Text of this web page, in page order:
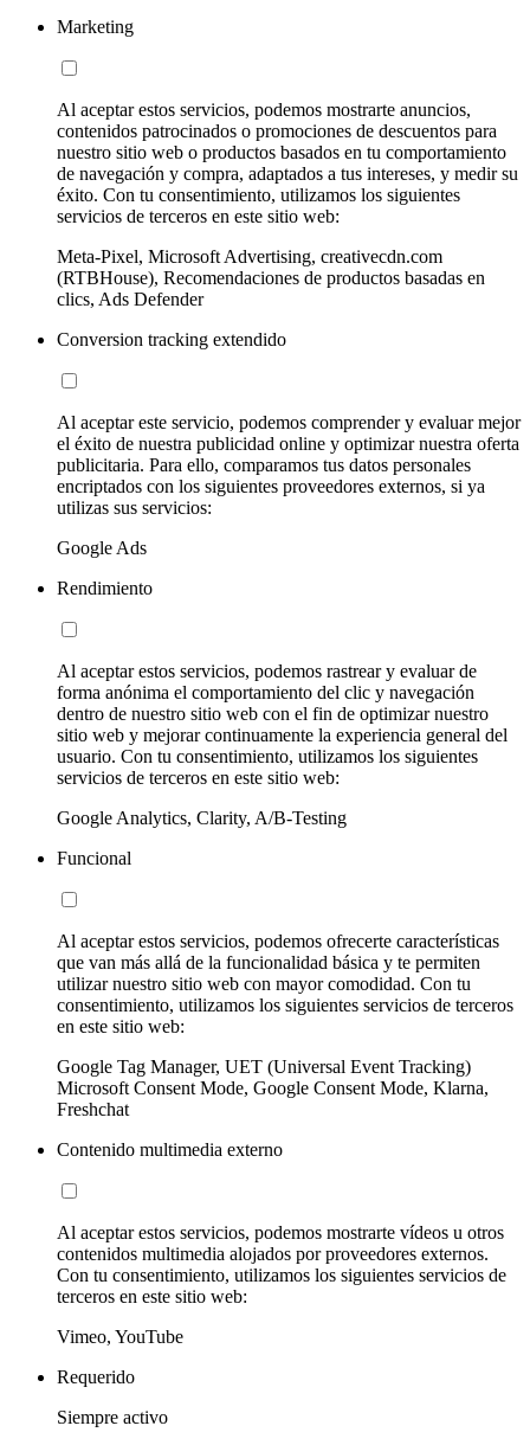
Marketing
Al aceptar estos servicios, podemos mostrarte anuncios,
contenidos patrocinados o promociones de descuentos para
nuestro sitio web o productos basados en tu comportamiento
de navegación y compra, adaptados a tus intereses, y medir su
éxito. Con tu consentimiento, utilizamos los siguientes
servicios de terceros en este sitio web:
Meta-Pixel, Microsoft Advertising, creativecdn.com
(RTBHouse), Recomendaciones de productos basadas en
clics, Ads Defender
Conversion tracking extendido
Al aceptar este servicio, podemos comprender y evaluar mejor
el éxito de nuestra publicidad online y optimizar nuestra oferta
publicitaria. Para ello, comparamos tus datos personales
encriptados con los siguientes proveedores externos, si ya
utilizas sus servicios:
Google Ads
Rendimiento
Al aceptar estos servicios, podemos rastrear y evaluar de
forma anónima el comportamiento del clic y navegación
dentro de nuestro sitio web con el fin de optimizar nuestro
sitio web y mejorar continuamente la experiencia general del
usuario. Con tu consentimiento, utilizamos los siguientes
servicios de terceros en este sitio web:
Google Analytics, Clarity, A/B-Testing
Funcional
Al aceptar estos servicios, podemos ofrecerte características
que van más allá de la funcionalidad básica y te permiten
utilizar nuestro sitio web con mayor comodidad. Con tu
consentimiento, utilizamos los siguientes servicios de terceros
en este sitio web:
Google Tag Manager, UET (Universal Event Tracking)
Microsoft Consent Mode, Google Consent Mode, Klarna,
Freshchat
Contenido multimedia externo
Al aceptar estos servicios, podemos mostrarte vídeos u otros
contenidos multimedia alojados por proveedores externos.
Con tu consentimiento, utilizamos los siguientes servicios de
terceros en este sitio web:
Vimeo, YouTube
Requerido
Siempre activo